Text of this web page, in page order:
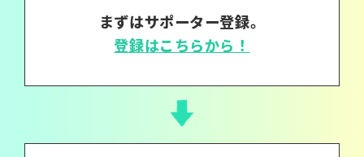
まずはサポーター登録。
登録はこちらから！